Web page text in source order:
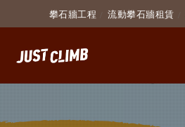
攀石牆工程 流動攀石牆租賃